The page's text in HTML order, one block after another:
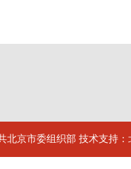
北京市委组织部 技术支持